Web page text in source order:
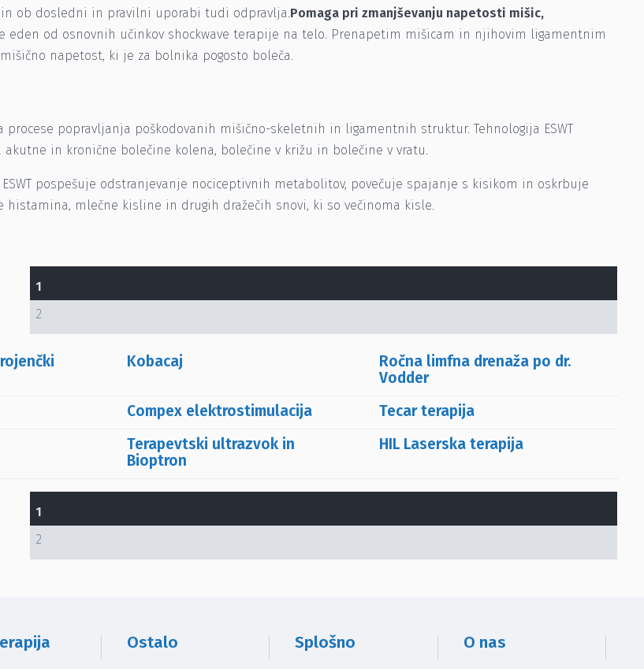
ob dosledni in pravilni uporabi tudi odpravlja.Pomaga pri zmanjševanju napetosti mišic,
eden od osnovnih učinkov shockwave terapije na telo. Prenapetim mišicam in njihovim ligamentnim
napetost, ki je za bolnika pogosto boleča.
popravljanja poškodovanih mišično-skeletnih in ligamentnih struktur. Tehnologija ESWT
in kronične bolečine kolena, bolečine v križu in bolečine v vratu.
pospešuje odstranjevanje nociceptivnih metabolitov, povečuje spajanje s kisikom in oskrbuje
histamina, mlečne kisline in drugih dražečih snovi, ki so večinoma kisle.
1
2
Kobacaj
Ročna limfna drenaža po dr.
Vodder
Compex elektrostimulacija
Tecar terapija
Terapevtski ultrazvok in
Bioptron
HIL Laserska terapija
1
2
Ostalo Splošno O nas